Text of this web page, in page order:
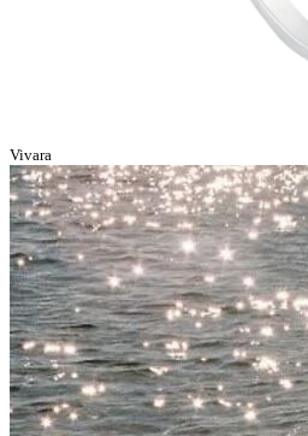
Vivara